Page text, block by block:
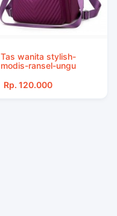
Tas wanita stylish-
modis-ransel-ungu
Rp. 120.000